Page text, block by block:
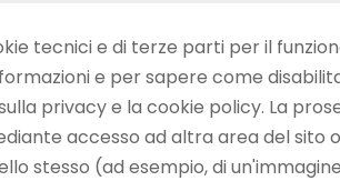
tecnici e di terze parti per il
e per sapere come
privacye la cookie policy. La
accesso ad altra area del sito
stesso (ad esempio, di